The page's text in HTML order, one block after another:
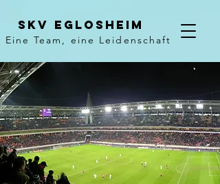
Skv Eglosheim
Eine Team, eine Leidenschaft